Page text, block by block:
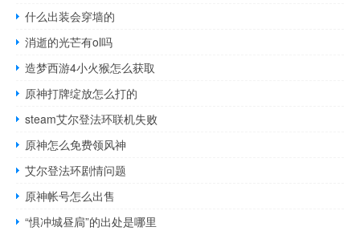
什么出装会穿墙的
消逝的光芒有ol吗
造梦西游4小火猴怎么获取
原神打牌绽放怎么打的
steam艾尔登法环联机失败
原神怎么免费领风神
艾尔登法环剧情问题
原神帐号怎么出售
“惧冲城昼扃”的出处是哪里